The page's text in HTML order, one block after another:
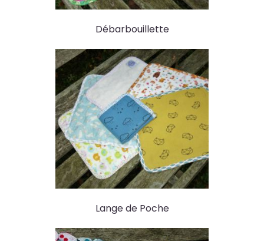
Débarbouillette
Lange de Poche